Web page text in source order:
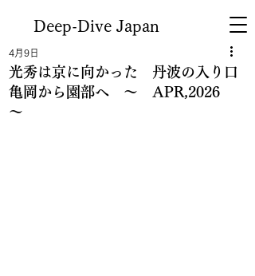
Deep-Dive Japan
光秀は京に向かった 丹波の入り口
亀岡から園部へ ～ APR,2026
～
4月9日